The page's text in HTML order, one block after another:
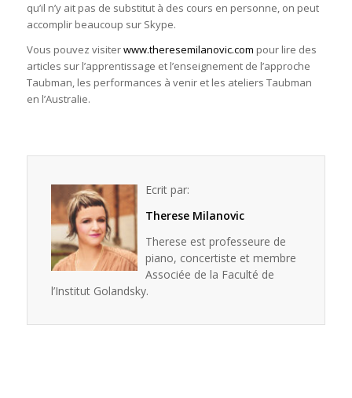
qu’il n’y ait pas de substitut à des cours en personne, on peut
accomplir beaucoup sur Skype.
Vous pouvez visiterwww.theresemilanovic.com pour lire des
articles sur l’apprentissage et l’enseignement de l’approche
Taubman, les performances à venir et les ateliers Taubman
en l’Australie.
Ecrit par:
Therese Milanovic
Therese est professeure de
piano, concertiste et membre
Associée de la Faculté de
l’Institut Golandsky.